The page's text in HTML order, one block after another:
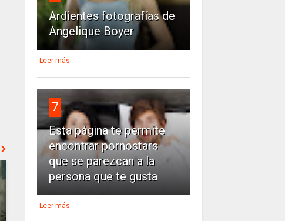
Ardientes fotografías de
Angelique Boyer
Leer más
7
Esta página te permite
encontrar pornostars
que se parezcan a la
persona que te gusta
Leer más